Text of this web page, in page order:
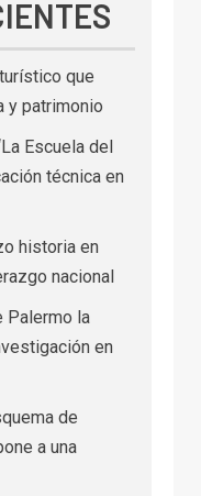
que
y patrimonio
Escuela del
técnica en
historia en
nacional
Palermo la
en
de
a una